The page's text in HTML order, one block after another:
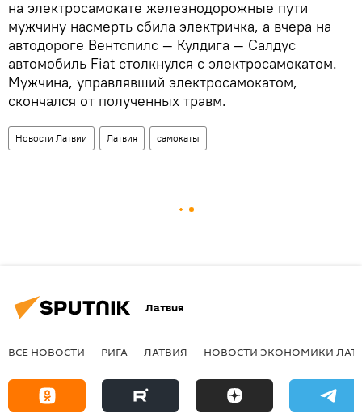
на электросамокате железнодорожные пути
мужчину насмерть сбила электричка, а вчера на
автодороге Вентспилс — Кулдига — Салдус
автомобиль Fiat столкнулся с электросамокатом.
Мужчина, управлявший электросамокатом,
скончался от полученных травм.
Новости Латвии Латвия самокаты
Латвия
ВСЕ НОВОСТИ РИГА ЛАТВИЯ НОВОСТИ ЭКОНОМИКИ